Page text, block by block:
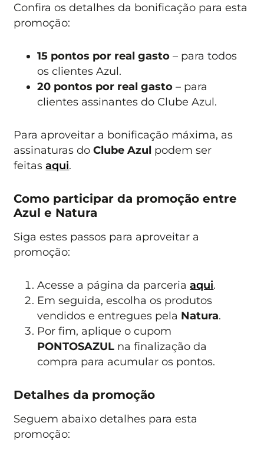
Confira os detalhes da bonificação para esta
promoção:
15 pontos por real gasto – para todos
os clientes Azul.
20 pontos por real gasto – para
clientes assinantes do Clube Azul.
Para aproveitar a bonificação máxima, as
assinaturas doClube Azul podem ser
feitasaqui.
Como participar da promoção entre
Azul e Natura
Siga estes passos para aproveitar a
promoção:
Acesse a página da parceriaaqui.
Em seguida, escolha os produtos
vendidos e entregues pela Natura.
Por fim, aplique o cupom
PONTOSAZUL na finalização da
compra para acumular os pontos.
Detalhes da promoção
Seguem abaixo detalhes para esta
promoção: